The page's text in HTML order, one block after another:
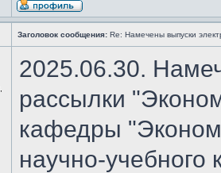
Заголовок сообщения: Re: Намечены выпуски
2025.06.30.
рассылки
кафедры
научно-